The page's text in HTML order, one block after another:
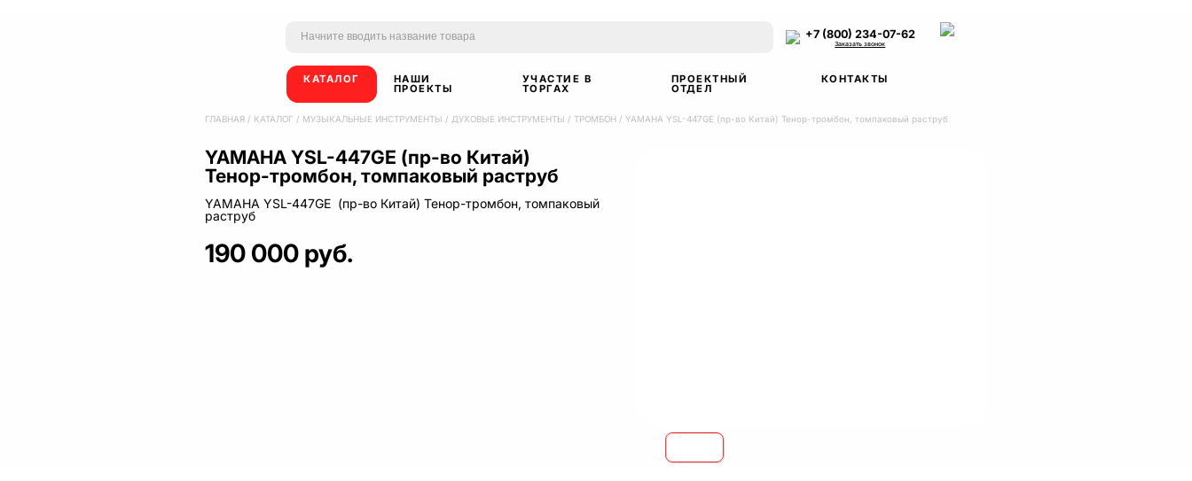
+7 (800) 234-07-62
Заказать звонок
КАТАЛОГ НАШИ
ПРОЕКТЫ
УЧАСТИЕ В
ТОРГАХ
ПРОЕКТНЫЙ
ОТДЕЛ
КОНТАКТЫ
ГЛАВНАЯ / КАТАЛОГ / МУЗЫКАЛЬНЫЕ ИНСТРУМЕНТЫ / ДУХОВЫЕ ИНСТРУМЕНТЫ / ТРОМБОН / YAMAHA YSL-447GE (пр-во Китай) Тенор-тромбон, томпаковый раструб
YAMAHA YSL-447GE (пр-во Китай)
Тенор-тромбон, томпаковый раструб
190 000 руб.
YAMAHA YSL-447GE (пр-во Китай) Тенор-тромбон, томпаковый
раструб